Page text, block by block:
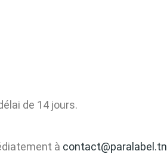
de 14 jours.
à contact@paralabel.tn